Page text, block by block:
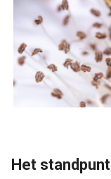
Het standpunt